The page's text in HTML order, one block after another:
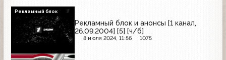
Рекламный блок и анонсы [1 канал,
26.09.2004] [5] [ч/б]
8 июля 2024, 11:56 1075
Рекламный блок